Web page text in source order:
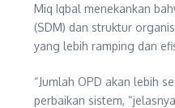
Miq Iqbal menekankan
(SDM) dan struktur
yang lebih ramping dan
“Jumlah OPD akan lebih
perbaikan sistem,